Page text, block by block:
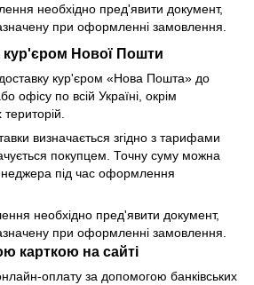
необхідно пред'явити документ,
при оформленні замовлення.
кур'єром Нової Пошти
кур'єром «Нова Пошта» до
офісу по всій Україні, окрім
визначається згідно з тарифами
покупцем. Точну суму можна
під час оформлення
необхідно пред'явити документ,
при оформленні замовлення.
карткою на сайті
оплату за допомогою банківських